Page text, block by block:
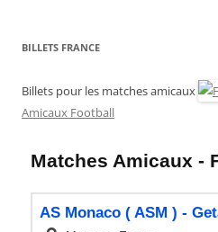
BILLETS FRANCE
Billets pour les matches amicaux
Amicaux Football